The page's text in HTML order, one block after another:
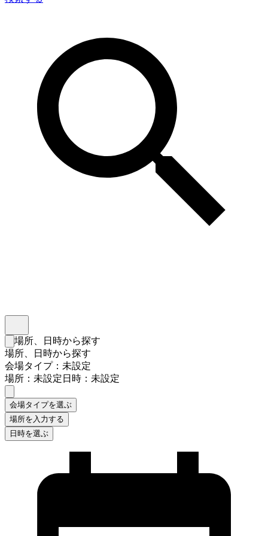
検索フォームを閉じる
場所、日時から探す
場所、日時から探す
会場タイプ：未設定
場所：未設定日時：未設定
会場タイプを選ぶ
場所を入力する
日時を選ぶ